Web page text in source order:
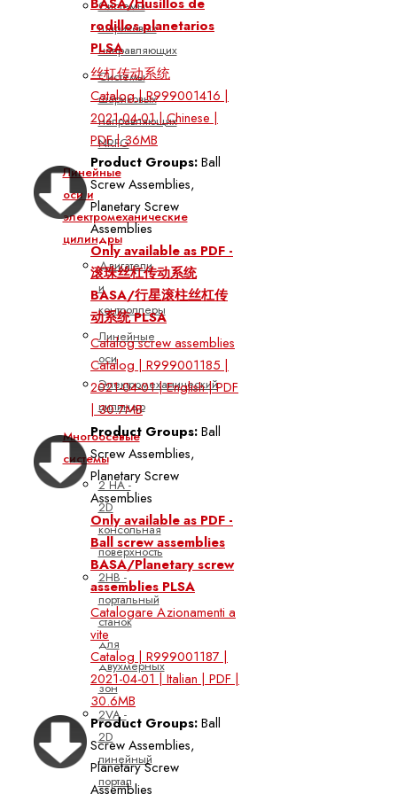
Системы
шариковых
направляющих
Системы
шариковых
направляющих
NRFG
Линейные
оси и
электромеханические
цилиндры
Двигатели
и
контроллеры
Линейные
оси
Электромеханический
цилиндр
Многоосевые
системы
2 HA -
2D
консольная
поверхность
2HB -
портальный
станок
для
двухмерных
зон
2VA -
2D
линейный
портал
rodillos planetarios
PLSA
丝杠传动系统
Catalog | R999001416 |
2021-04-01 | Chinese |
PDF | 36MB
Product Groups:Ball
Screw Assemblies,
Planetary Screw
Assemblies
Only available as PDF -
滚珠丝杠传动系统
BASA/行星滚柱丝杠传
动系统 PLSA
Catalog screw assemblies
Catalog | R999001185 |
2021-04-01 | English | PDF
| 30.7MB
Product Groups:Ball
Screw Assemblies,
Planetary Screw
Assemblies
Only available as PDF -
Ball screw assemblies
BASA/Planetary screw
assemblies PLSA
Catalogare Azionamenti a
vite
Catalog | R999001187 |
2021-04-01 | Italian | PDF |
30.6MB
Product Groups:Ball
Screw Assemblies,
Planetary Screw
Assemblies